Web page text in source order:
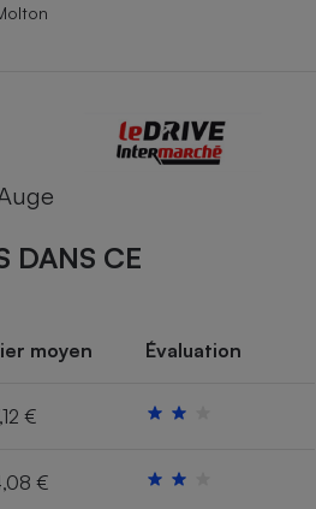
DANS CE
moyen Évaluation
€
€
Climatiseur -
Antivirus